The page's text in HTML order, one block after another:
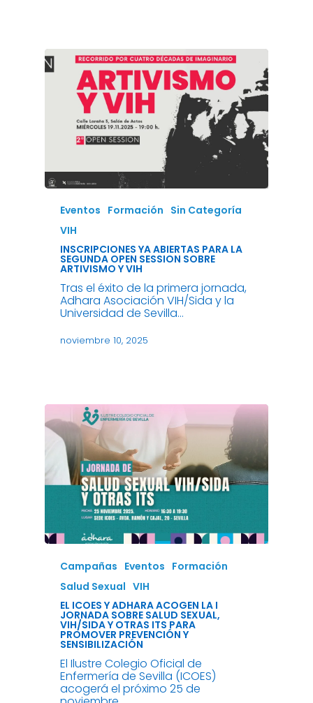
Eventos Formación Sin Categoría
VIH
INSCRIPCIONES YA ABIERTAS PARA LA
SEGUNDA OPEN SESSION SOBRE
ARTIVISMO Y VIH
Tras el éxito de la primera jornada,
Adhara Asociación VIH/Sida y la
Universidad de Sevilla…
noviembre 10, 2025
Campañas Eventos Formación
Salud Sexual VIH
EL ICOES Y ADHARA ACOGEN LA I
JORNADA SOBRE SALUD SEXUAL,
VIH/SIDA Y OTRAS ITS PARA
PROMOVER PREVENCIÓN Y
SENSIBILIZACIÓN
El Ilustre Colegio Oficial de
Enfermería de Sevilla (ICOES)
acogerá el próximo 25 de